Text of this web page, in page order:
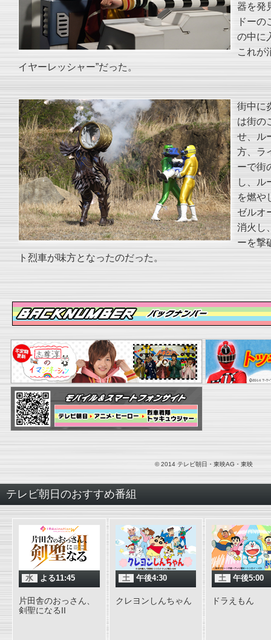
器を発
ドーの
の中に
これが
イヤーレッシャー”だった。
街中に
は街の
せ、ル
方、ラ
ーで街
し、ル
を燃や
ゼルオ
消火し
ーを撃
ト烈車が味方となったのだった。
© 2014 テレビ朝日・東映AG・東映
テレビ朝日のおすすめ番組
水 よる11:45
片田舎のおっさん、
剣聖になるII
土 午後4:30
クレヨンしんちゃん
土 午後5:00
ドラえもん